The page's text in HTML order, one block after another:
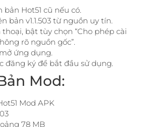
Hot51 cũ nếu có.
bản v1.1.503 từ nguồn uy tín.
bật tùy chọn “Cho phép cài
rõ nguồn gốc”.
ứng dụng.
đăng ký để bắt đầu sử dụng.
Mod:
Mod APK
78 MB